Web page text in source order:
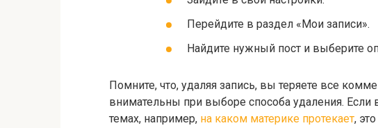
Перейдите в раздел «Мои записи».
Найдите нужный пост и выберите
Помните, что, удаляя запись, вы теряете все
внимательны при выборе способа удаления.
темах, например, на каком материке протекает,